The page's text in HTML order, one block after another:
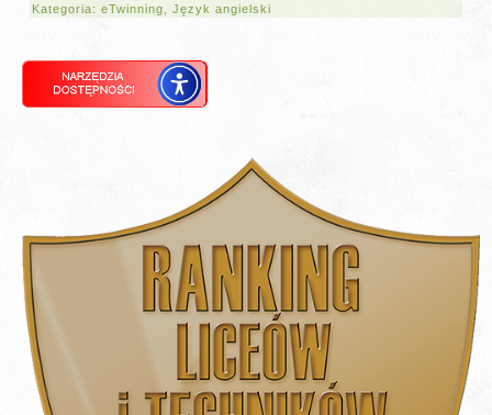
Kategoria:eTwinning ,Język angielski